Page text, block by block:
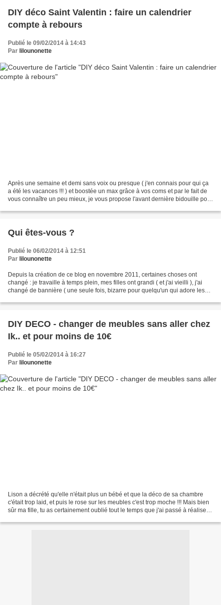
DIY déco Saint Valentin : faire un calendrier
compte à rebours
Publié le 09/02/2014 à 14:43
Par lilounonette
Après une semaine et demi sans voix ou presque ( j'en connais pour qui ça
a été les vacances !!! ) et boostée un max grâce à vos coms et par le fait de
vous connaître un peu mieux, je vous propose l'avant dernière bidouille pour
Qui êtes-vous ?
Publié le 06/02/2014 à 12:51
Par lilounonette
Depuis la création de ce blog en novembre 2011, certaines choses ont
changé : je travaille à temps plein, mes filles ont grandi ( et j'ai vieilli ), j'ai
changé de bannière ( une seule fois, bizarre pour quelqu'un qui adore les
DIY DECO - changer de meubles sans aller chez
Ik.. et pour moins de 10€
Publié le 05/02/2014 à 16:27
Par lilounonette
Lison a décrété qu'elle n'était plus un bébé et que la déco de sa chambre
c'était trop laid, et puis le rose sur les meubles c'est trop moche !!! Mais bien
sûr ma fille, tu as certainement oublié tout le temps que j'ai passé à réaliser